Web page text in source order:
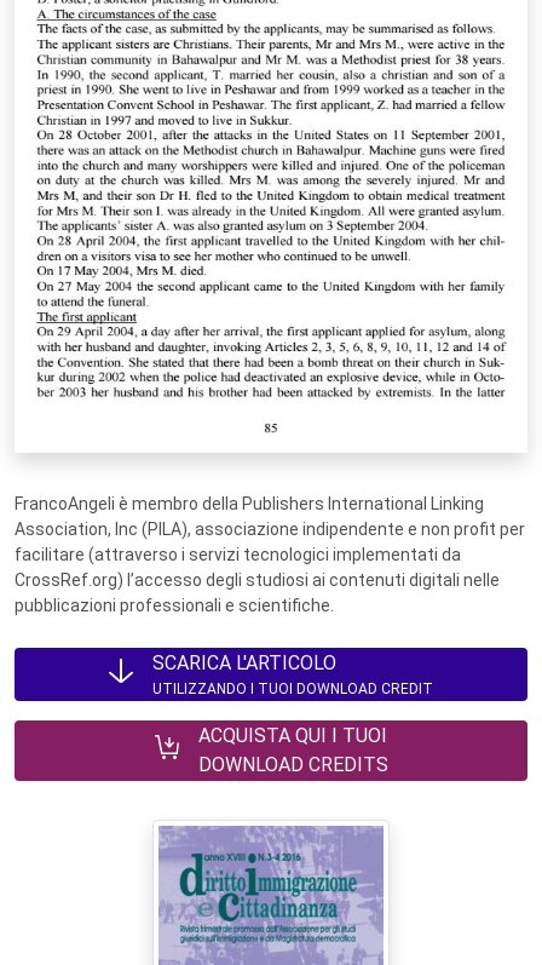
FrancoAngeli è membro della Publishers International Linking
Association, Inc (PILA), associazione indipendente e non profit per
facilitare (attraverso i servizi tecnologici implementati da
CrossRef.org) l’accesso degli studiosi ai contenuti digitali nelle
pubblicazioni professionali e scientifiche.
SCARICA L'ARTICOLO
UTILIZZANDO I TUOI DOWNLOAD CREDIT
ACQUISTA QUI I TUOI
DOWNLOAD CREDITS